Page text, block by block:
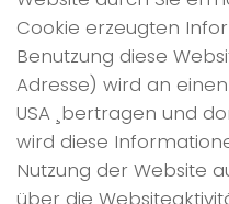
Cookie erzeugten
Benutzung diese
Adresse) wird an
USA ¸bertragen und
wird diese
Nutzung der Website
über die